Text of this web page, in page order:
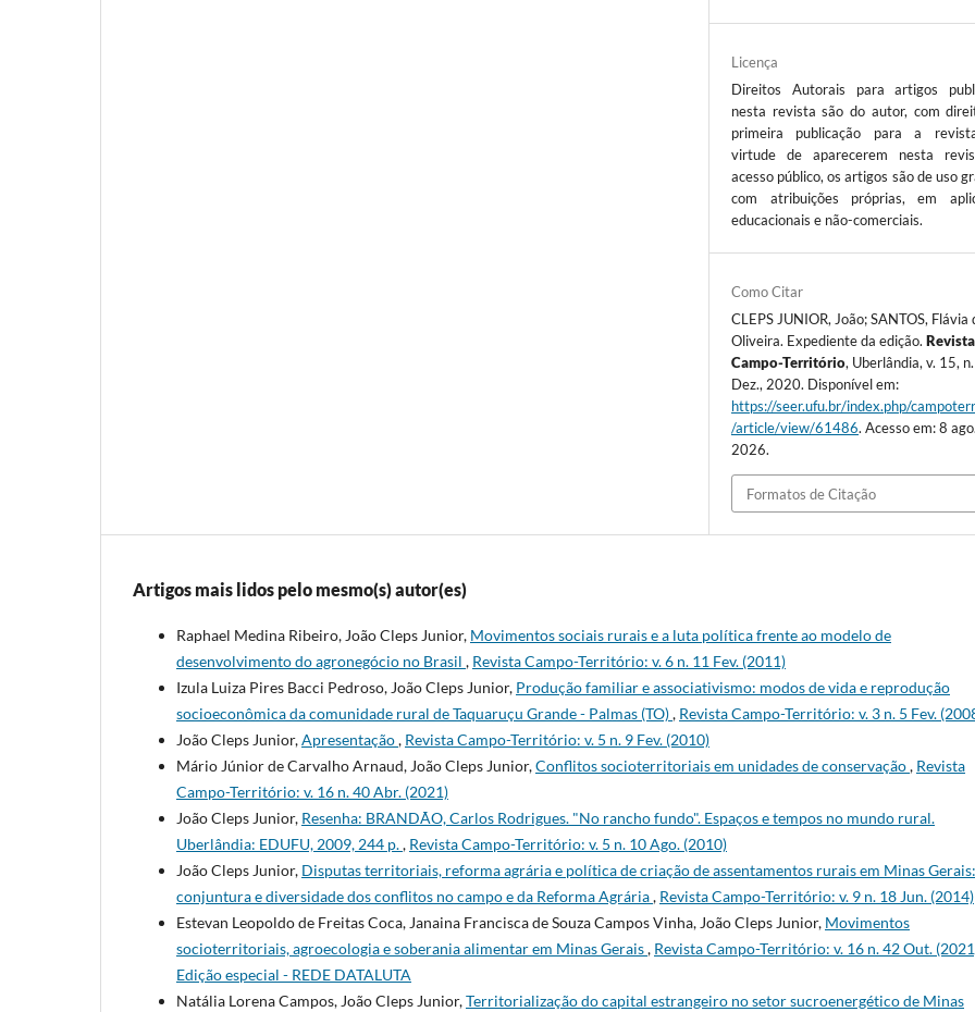
Licença
Direitos Autorais para artigos
nesta revista são do autor, com
primeira publicação para a
virtude de aparecerem nesta
acesso público, os artigos são de uso
com atribuições próprias, em
educacionais e não-comerciais.
Como Citar
CLEPS JUNIOR, João; SANTOS, Flávia
Oliveira. Expediente da edição.Revista
Campo-Território, Uberlândia, v. 15,
Dez., 2020. Disponível em:
https://seer.ufu.br/index.php/
/article/view/61486. Acesso em: 8 ago.
2026.
Formatos de Citação
Artigos mais lidos pelo mesmo(s) autor(es)
Raphael Medina Ribeiro, João Cleps Junior, Movimentos sociais rurais e a luta política frente ao modelo de
desenvolvimento do agronegócio no Brasil , Revista Campo-Território: v. 6 n. 11 Fev. (2011)
Izula Luiza Pires Bacci Pedroso, João Cleps Junior, Produção familiar e associativismo: modos de vida e reprodução
socioeconômica da comunidade rural de Taquaruçu Grande - Palmas (TO), Revista Campo-Território: v. 3 n. 5 Fev.
João Cleps Junior,Apresentação, Revista Campo-Território: v. 5 n. 9 Fev. (2010)
Mário Júnior de Carvalho Arnaud, João Cleps Junior,Conflitos socioterritoriais em unidades de conservação, Revista
Campo-Território: v. 16 n. 40 Abr. (2021)
João Cleps Junior, Resenha: BRANDÃO, Carlos Rodrigues. "No rancho fundo". Espaços e tempos no mundo rural.
Uberlândia: EDUFU, 2009, 244 p., Revista Campo-Território: v. 5 n. 10 Ago. (2010)
João Cleps Junior, Disputas territoriais, reforma agrária e política de criação de assentamentos rurais em Minas Gerais:
conjuntura e diversidade dos conflitos no campo e da Reforma Agrária, Revista Campo-Território: v. 9 n. 18 Jun. (2014)
Estevan Leopoldo de Freitas Coca, Janaina Francisca de Souza Campos Vinha, João Cleps Junior, Movimentos
socioterritoriais, agroecologia e soberania alimentar em Minas Gerais, Revista Campo-Território: v. 16 n. 42 Out.
Edição especial - REDE DATALUTA
Natália Lorena Campos, João Cleps Junior,Territorialização do capital estrangeiro no setor sucroenergético de Minas